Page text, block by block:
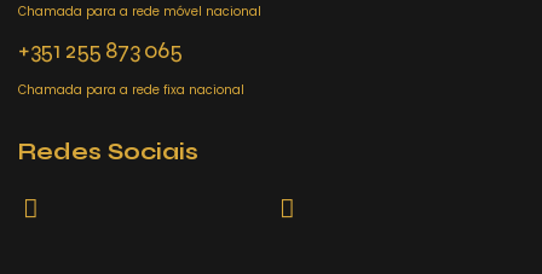
Chamada para a rede móvel nacional
+351 255 873 065
Chamada para a rede fixa nacional
Redes Sociais